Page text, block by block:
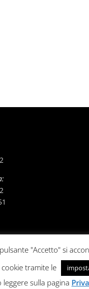
"Accetto" si
tramite le
sulla pagina